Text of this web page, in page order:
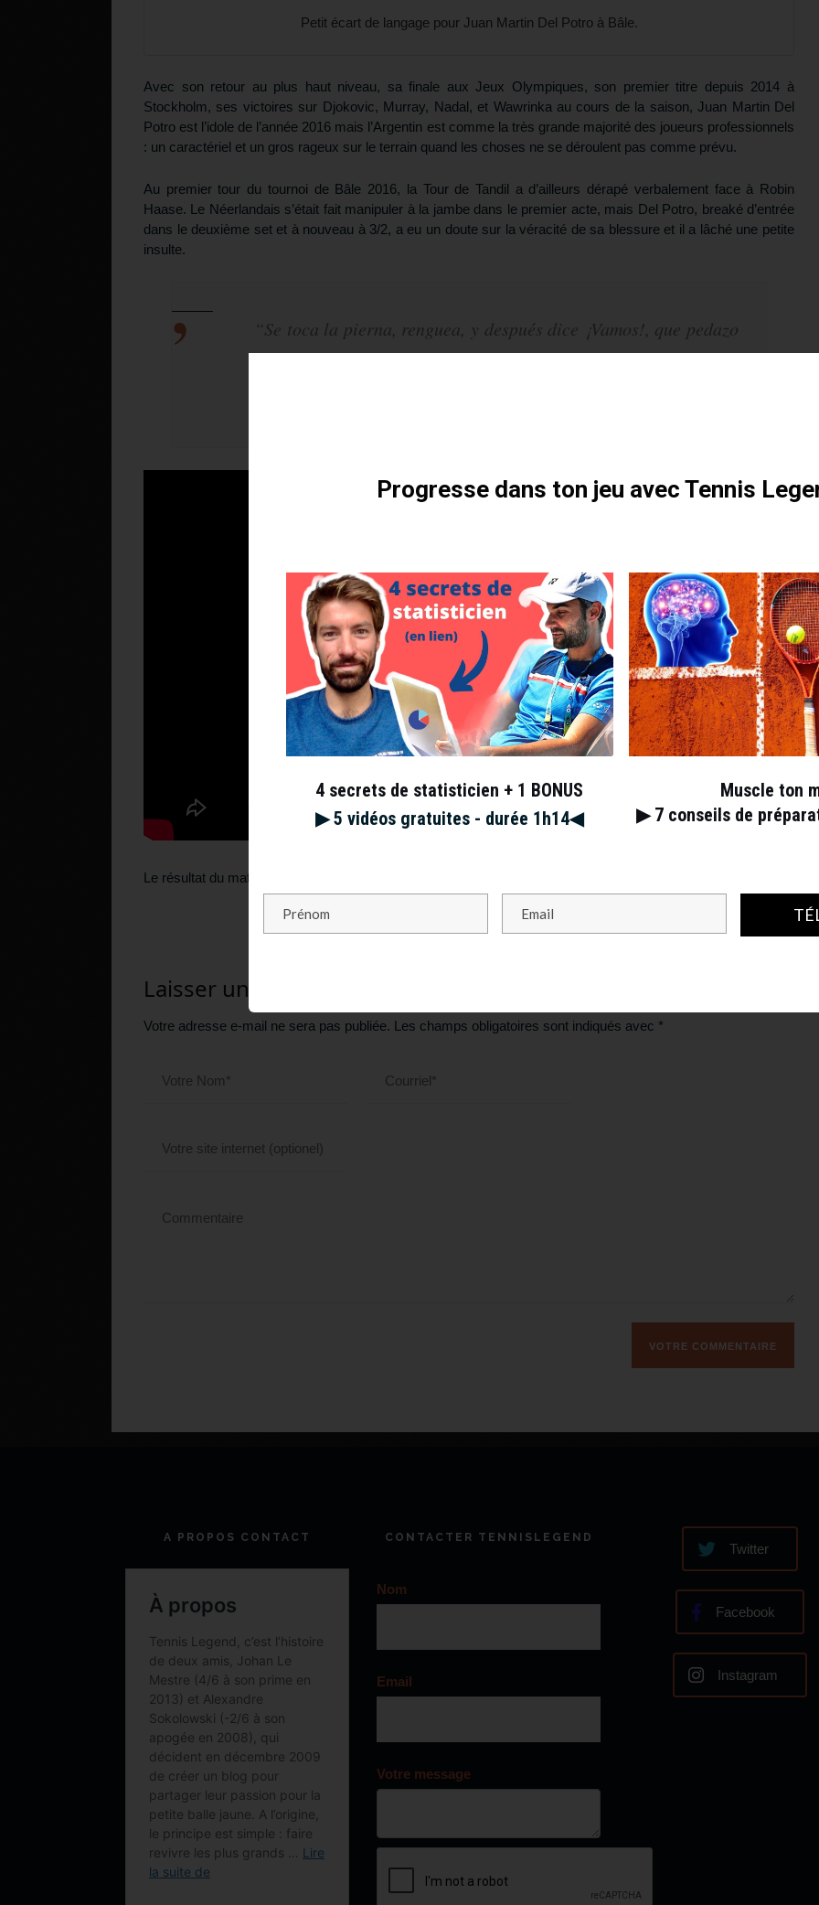
Petit écart de langage pour Juan Martin Del Potro à Bâle.
Avec son retour au plus haut niveau, sa finale aux Jeux Olympiques, son premier titre depuis 2014 à
Stockholm, ses victoires sur Djokovic, Murray, Nadal, et Wawrinka au cours de la saison, Juan Martin Del
Potro est l’idole de l’année 2016 mais l’Argentin est comme la très grande majorité des joueurs professionnels
: un caractériel et un gros rageux sur le terrain quand les choses ne se déroulent pas comme prévu.
Au premier tour du tournoi de Bâle 2016, la Tour de Tandil a d’ailleurs dérapé verbalement face à Robin
Haase. Le Néerlandais s’était fait manipuler à la jambe dans le premier acte, mais Del Potro, breaké d’entrée
dans le deuxième set et à nouveau à 3/2, a eu un doute sur la véracité de sa blessure et il a lâché une petite
insulte.
“Se toca la pierna, renguea, y después dice ¡Vamos!, que pedazo
Le résultat du match ? 6/3, 6/4 pour le Sud-Américain. Tout ça pour ça.
Laisser un commentaire
Votre adresse e-mail ne sera pas publiée. Les champs obligatoires sont indiqués avec *
A PROPOS CONTACT CONTACTER TENNISLEGEND
Nom
Email
Votre message
Twitter
Facebook
Instagram
Progresse dans ton jeu avec Tennis
4 secrets de statisticien + 1 BONUS
▶︎ 5 vidéos gratuites - durée 1h14◀︎
Muscle ton
▶︎ 7 conseils de